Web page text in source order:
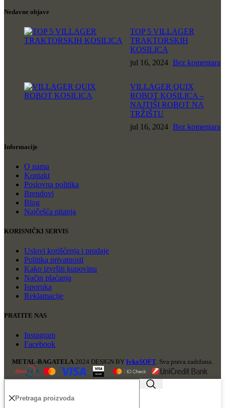
Nedavne objave
TOP 5 VILLAGER
TRAKTORSKIH
KOSILICA
jul 16, 2024 Bez komentara
VILLAGER QUIX
ROBOT KOSILICA –
NAJTIŠI ROBOT NA
TRŽIŠTU
jul 16, 2024 Bez komentara
Informacije
O nama
Kontakt
Poslovna politika
Brendovi
Blog
Najčešća pitanja
KORISNIČKI SERVIS
Uslovi korišćenja i prodaje
Politika privatnosti
Kako izvršiti kupovinu
Način plaćanja
Isporuka
Reklamacije
PRATITE NAS
Instagram
Facebook
METAL-BAGATELA 2024 DESIGN BY IvkoSOFT. Sva prava zadržana.